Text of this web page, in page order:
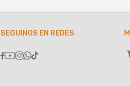
SEGUINOS EN REDES
